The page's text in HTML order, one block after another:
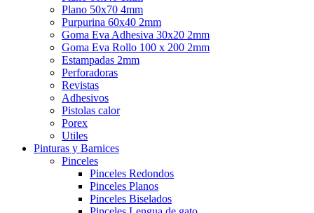
Plano 50x70 4mm
Purpurina 60x40 2mm
Goma Eva Adhesiva 30x20 2mm
Goma Eva Rollo 100 x 200 2mm
Estampadas 2mm
Perforadoras
Revistas
Adhesivos
Pistolas calor
Porex
Utiles
Pinturas y Barnices
Pinceles
Pinceles Redondos
Pinceles Planos
Pinceles Biselados